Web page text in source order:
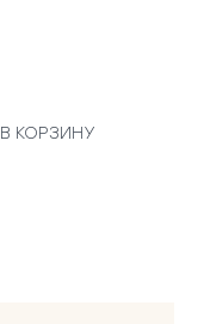
В КОРЗИНУ